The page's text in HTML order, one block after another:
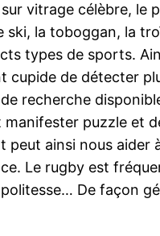
vitrage célèbre, le
la toboggan, la
types de sports.
de détecter
recherche
puzzle et
peut ainsi nous
Le rugby est
De façon